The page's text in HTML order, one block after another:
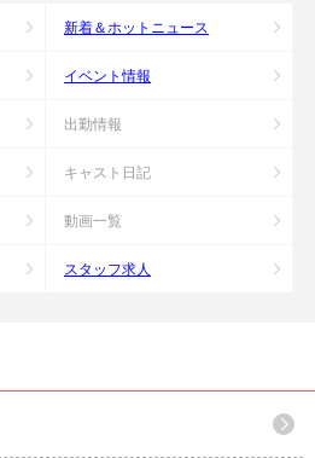
新着＆ホットニュース
イベント情報
出勤情報
キャスト日記
動画一覧
スタッフ求人